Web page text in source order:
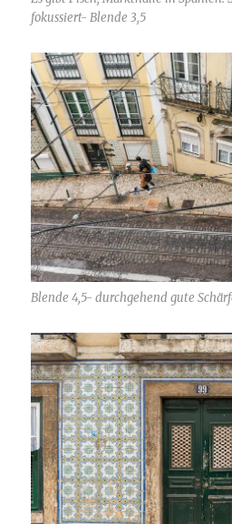
fokussiert- Blende 3,5
Blende 4,5- durchgehend gute